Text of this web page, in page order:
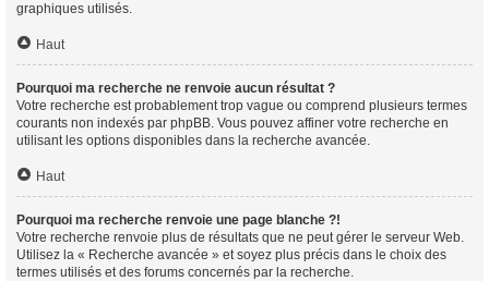
graphiques utilisés.
Haut
Pourquoi ma recherche ne renvoie aucun résultat ?
Votre recherche est probablement trop vague ou comprend plusieurs termes
courants non indexés par phpBB. Vous pouvez affiner votre recherche en
utilisant les options disponibles dans la recherche avancée.
Haut
Pourquoi ma recherche renvoie une page blanche ?!
Votre recherche renvoie plus de résultats que ne peut gérer le serveur Web.
Utilisez la « Recherche avancée » et soyez plus précis dans le choix des
termes utilisés et des forums concernés par la recherche.